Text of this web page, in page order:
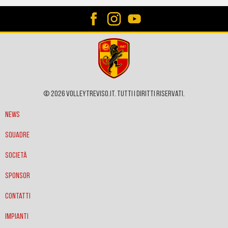
© 2026 VOLLEYTREVISO.IT. Tutti i diritti riservati.
News
Squadre
Società
Sponsor
Contatti
Impianti